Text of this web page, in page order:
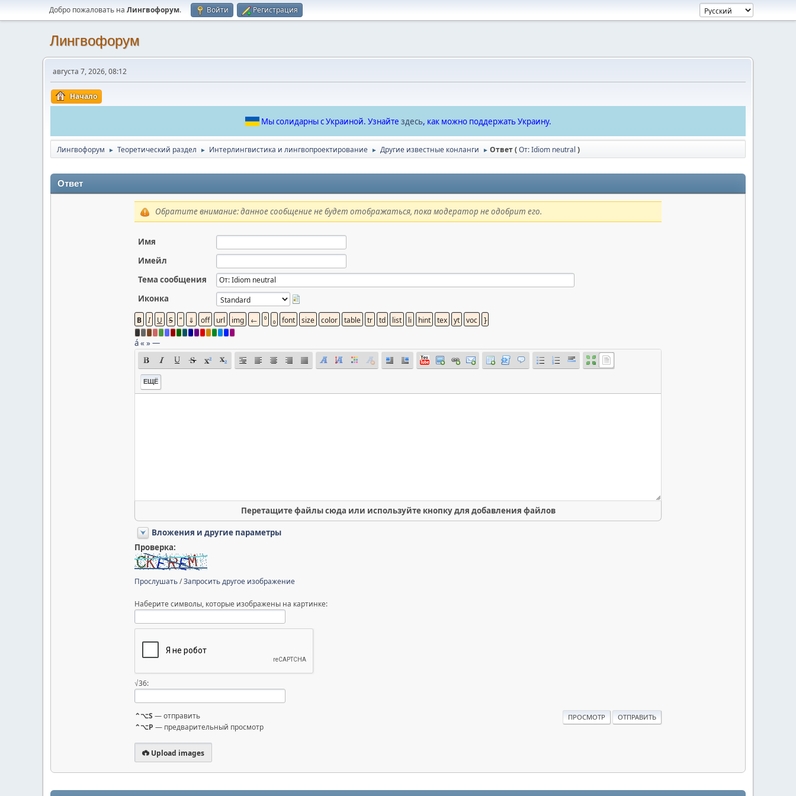
Добро пожаловать на Лингвофорум. Войти Регистрация
Лингвофорум
августа 7, 2026, 08:12
Начало
Мы солидарны с Украиной. Узнайте здесь, как можно поддержать Украину.
Лингвофорум ► Теоретический раздел ► Интерлингвистика и лингвопроектирование ► Другие известные конланги ► Ответ (От: Idiom neutral )
Ответ
Обратите внимание: данное сообщение не будет отображаться, пока модератор не одобрит его.
Имя
Имейл
Тема сообщения
Иконка
á« »—
ЕЩЁ
Перетащите файлы сюда или используйте кнопку для добавления файлов
Вложения и другие параметры
Проверка:
Прослушать/Запросить другое изображение
Наберите символы, которые изображены на картинке:
√36:
⌃⌥S — отправить
⌃⌥P — предварительный просмотр
Upload images